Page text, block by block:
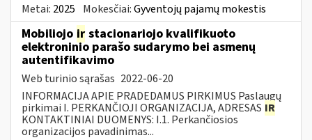
Metai: 2025 Mokesčiai:Gyventojų pajamų mokestis
Mobiliojo ir stacionariojo kvalifikuoto
elektroninio parašo sudarymo bei asmenų
autentifikavimo
Web turinio sąrašas 2022-06-20
INFORMACIJA APIE PRADEDAMUS PIRKIMUS Paslaugų
pirkimai I. PERKANČIOJI ORGANIZACIJA, ADRESAS IR
KONTAKTINIAI DUOMENYS: I.1. Perkančiosios
organizacijos pavadinimas...